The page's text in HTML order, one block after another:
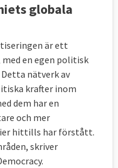
globala
är ett
en egen politisk
nätverk av
krafter inom
dem har en
och mer
hittills har förstått.
skriver